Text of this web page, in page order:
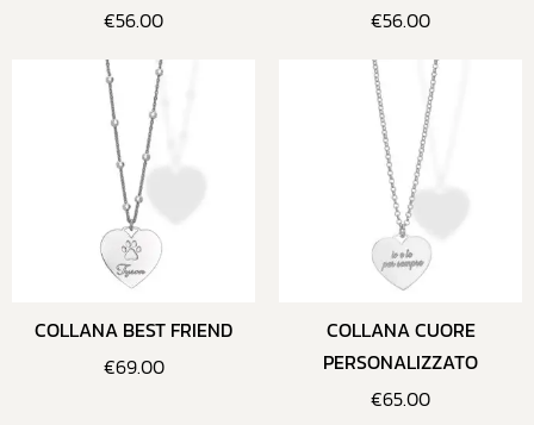
€56.00
€56.00
COLLANA BEST FRIEND
€69.00
COLLANA CUORE
PERSONALIZZATO
€65.00